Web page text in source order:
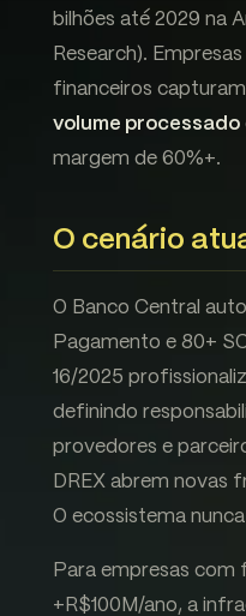
bilhões até 2029 na
Research).
financeiros
volume processado
margem de 60%+.
O cenário
O Banco Central
Pagamento e 80+
16/2025
definindo
provedores e
DREX abrem novas
O ecossistema
Para empresas
+R$100M/ano, a